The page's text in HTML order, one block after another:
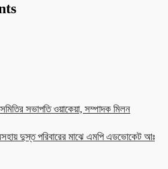
সভাপতি ওয়াকেয়া, সম্পাদক মিলন
দুস্ত পরিবারের মাঝে এমপি এডভোকেট আঃ